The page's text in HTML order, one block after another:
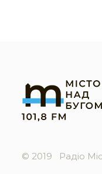
© 2019 Радіо